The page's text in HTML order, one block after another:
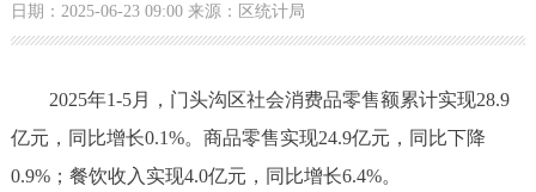
日期：2025-06-23 09:00 来源：区统计局
2025年1-5月，门头沟区社会消费品零售额累计实现28.9
亿元，同比增长0.1%。商品零售实现24.9亿元，同比下降
0.9%； 餐饮收入实现4.0亿元，同比增长6.4%。